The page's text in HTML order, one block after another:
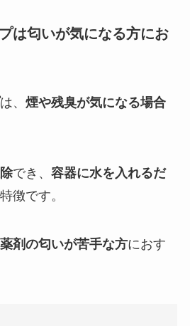
は匂いが気になる方にお
は、 煙や残臭が気になる場合
でき、 容器に水を入れるだ
徴です。
剤の匂いが苦手な方におす